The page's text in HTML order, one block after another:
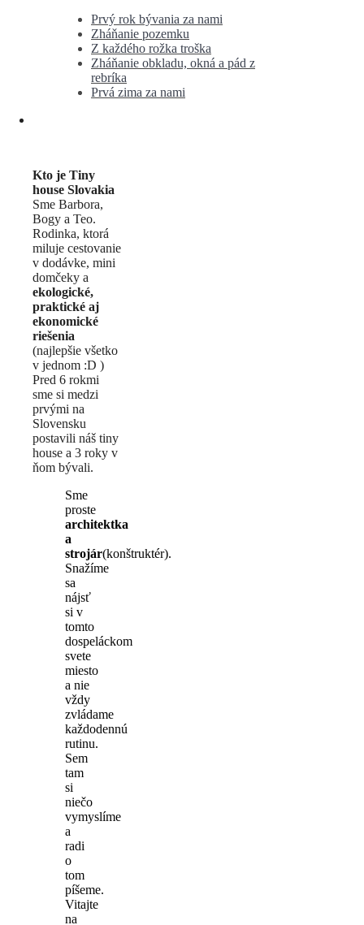
Prvý rok bývania za nami
Zháňanie pozemku
Z každého rožka troška
Zháňanie obkladu, okná a pád z
rebríka
Prvá zima za nami
Kto je Tiny
house Slovakia
Sme Barbora,
Bogy a Teo.
Rodinka, ktorá
miluje cestovanie
v dodávke, mini
domčeky a
ekologické,
praktické aj
ekonomické
riešenia
(najlepšie všetko
v jednom :D )
Pred 6 rokmi
sme si medzi
prvými na
Slovensku
postavili náš tiny
house a 3 roky v
ňom bývali.
Sme
proste
architektka
a
strojár(konštruktér).
Snažíme
sa
nájsť
si v
tomto
dospeláckom
svete
miesto
a nie
vždy
zvládame
každodennú
rutinu.
Sem
tam
si
niečo
vymyslíme
a
radi
o
tom
píšeme.
Vitajte
na